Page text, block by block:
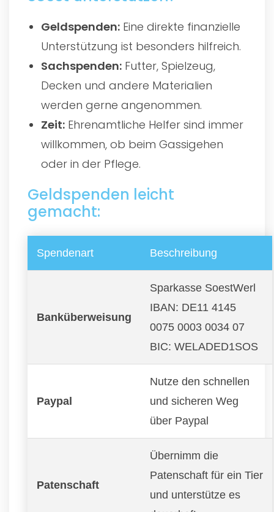
Geldspenden: Eine direkte finanzielle
Unterstützung ist besonders hilfreich.
Sachspenden: Futter, Spielzeug,
Decken und andere Materialien
werden gerne angenommen.
Zeit: Ehrenamtliche Helfer sind immer
willkommen, ob beim Gassigehen
oder in der Pflege.
Geldspenden leicht
gemacht:
Spendenart Beschreibung
Banküberweisung
Sparkasse SoestWerl
IBAN: DE11 4145
0075 0003 0034 07
BIC: WELADED1SOS
Paypal
Nutze den schnellen
und sicheren Weg
über Paypal
Patenschaft
Übernimm die
Patenschaft für ein Tier
und unterstütze es